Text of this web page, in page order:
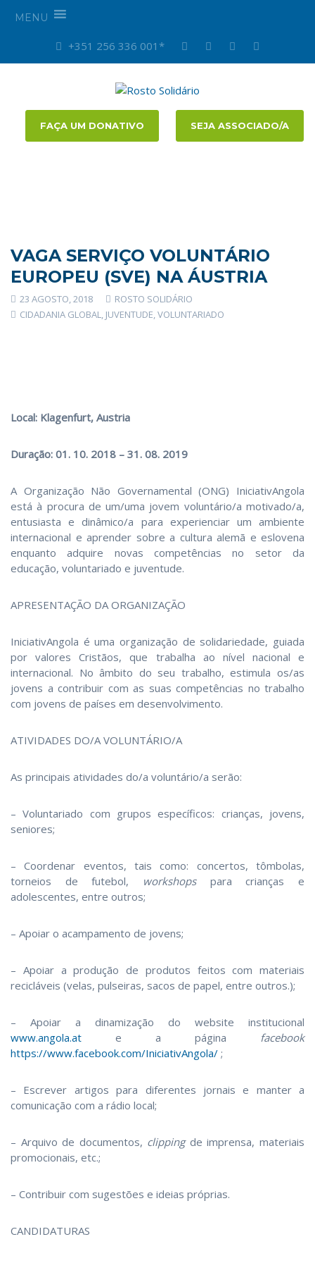
MENU
+351 256 336 001*
FAÇA UM DONATIVO SEJA ASSOCIADO/A
VAGA SERVIÇO VOLUNTÁRIO
EUROPEU (SVE) NA ÁUSTRIA
23 AGOSTO, 2018
ROSTO SOLIDÁRIO
CIDADANIA GLOBAL, JUVENTUDE,VOLUNTARIADO
Local: Klagenfurt, Austria
Duração: 01. 10. 2018 – 31. 08. 2019
A Organização Não Governamental (ONG) IniciativAngola
está à procura de um/uma jovem voluntário/a motivado/a,
entusiasta e dinâmico/a para experienciar um ambiente
internacional e aprender sobre a cultura alemã e eslovena
enquanto adquire novas competências no setor da
educação, voluntariado e juventude.
APRESENTAÇÃO DA ORGANIZAÇÃO
IniciativAngola é uma organização de solidariedade, guiada
por valores Cristãos, que trabalha ao nível nacional e
internacional. No âmbito do seu trabalho, estimula os/as
jovens a contribuir com as suas competências no trabalho
com jovens de países em desenvolvimento.
ATIVIDADES DO/A VOLUNTÁRIO/A
As principais atividades do/a voluntário/a serão:
– Voluntariado com grupos específicos: crianças, jovens,
seniores;
– Coordenar eventos, tais como: concertos, tômbolas,
torneios de futebol, workshopspara crianças e
adolescentes, entre outros;
– Apoiar o acampamento de jovens;
– Apoiar a produção de produtos feitos com materiais
recicláveis (velas, pulseiras, sacos de papel, entre outros.);
– Apoiar a dinamização do website institucional
www.angola.at e a página facebook
https://www.facebook.com/IniciativAngola/ ;
– Escrever artigos para diferentes jornais e manter a
comunicação com a rádio local;
– Arquivo de documentos, clippingde imprensa, materiais
promocionais, etc.;
– Contribuir com sugestões e ideias próprias.
CANDIDATURAS